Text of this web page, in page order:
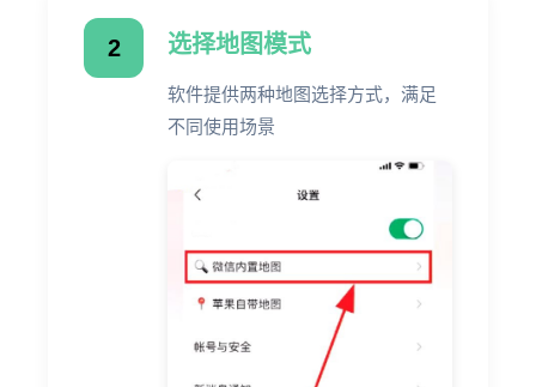
2 选择地图模式
软件提供两种地图选择方式，满足
不同使用场景